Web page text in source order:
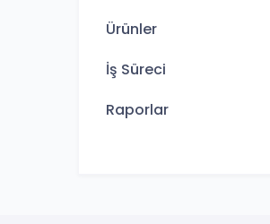
Ürünler
İş Süreci
Raporlar